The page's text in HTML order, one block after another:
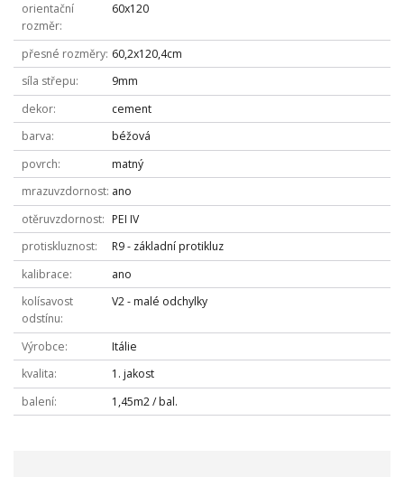
orientační
rozměr
60x120
přesné rozměry 60,2x120,4cm
síla střepu
9mm
dekor
cement
barva
béžová
povrch
matný
mrazuvzdornost ano
otěruvzdornost
PEI IV
protiskluznost
R9 - základní protikluz
kalibrace
ano
kolísavost
odstínu
V2 - malé odchylky
Výrobce
Itálie
kvalita
1. jakost
balení
1,45m2 / bal.